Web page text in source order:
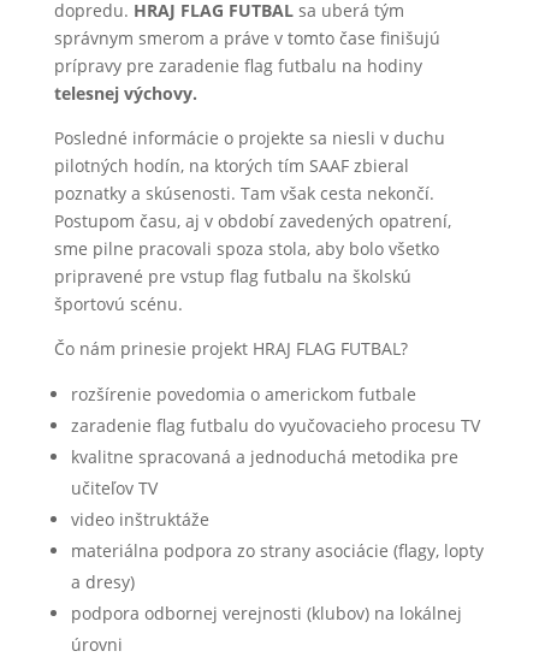
dopredu. HRAJ FLAG FUTBALsa uberá tým
správnym smerom a práve v tomto čase finišujú
prípravy pre zaradenie flag futbalu na hodiny
telesnej výchovy.
Posledné informácie o projekte sa niesli v duchu
pilotných hodín, na ktorých tím SAAF zbieral
poznatky a skúsenosti. Tam však cesta nekončí.
Postupom času, aj v období zavedených opatrení,
sme pilne pracovali spoza stola, aby bolo všetko
pripravené pre vstup flag futbalu na školskú
športovú scénu.
Čo nám prinesie projekt HRAJ FLAG FUTBAL?
rozšírenie povedomia o americkom futbale
zaradenie flag futbalu do vyučovacieho procesu TV
kvalitne spracovaná a jednoduchá metodika pre
učiteľov TV
video inštruktáže
materiálna podpora zo strany asociácie (flagy, lopty
a dresy)
podpora odbornej verejnosti (klubov) na lokálnej
úrovni